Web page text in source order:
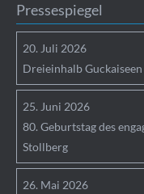
Pressespiegel
20. Juli 2026
Dreieinhalb
25. Juni 2026
80. Geburtstag des
Stollberg
26. Mai 2026